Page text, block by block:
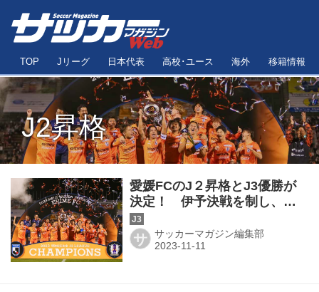
TOP Jリーグ 日本代表 高校･ユース 海外 移籍情報
J2昇格
愛媛FCのJ２昇格とJ3優勝が
決定！ 伊予決戦を制し、他
会場で2位鹿児島が敗戦◎J3第
35節
サ サッカーマガジン編集部